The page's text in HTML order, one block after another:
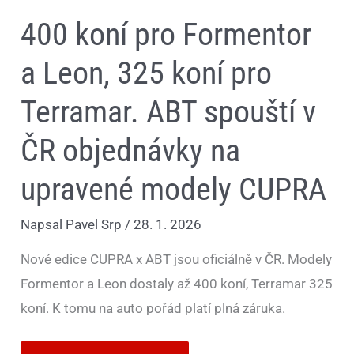
400 koní pro Formentor
a Leon, 325 koní pro
Terramar. ABT spouští v
ČR objednávky na
upravené modely CUPRA
Napsal Pavel Srp/28. 1. 2026
Nové edice CUPRA x ABT jsou oficiálně v ČR. Modely
Formentor a Leon dostaly až 400 koní, Terramar 325
koní. K tomu na auto pořád platí plná záruka.
modely
CUPRA